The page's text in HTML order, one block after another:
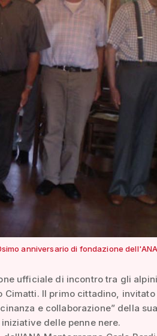
anniversario di fondazione
ufficiale di incontro tra gli
Cimatti. Il primo cittadino, invitato
e collaborazione” della
delle penne nere.